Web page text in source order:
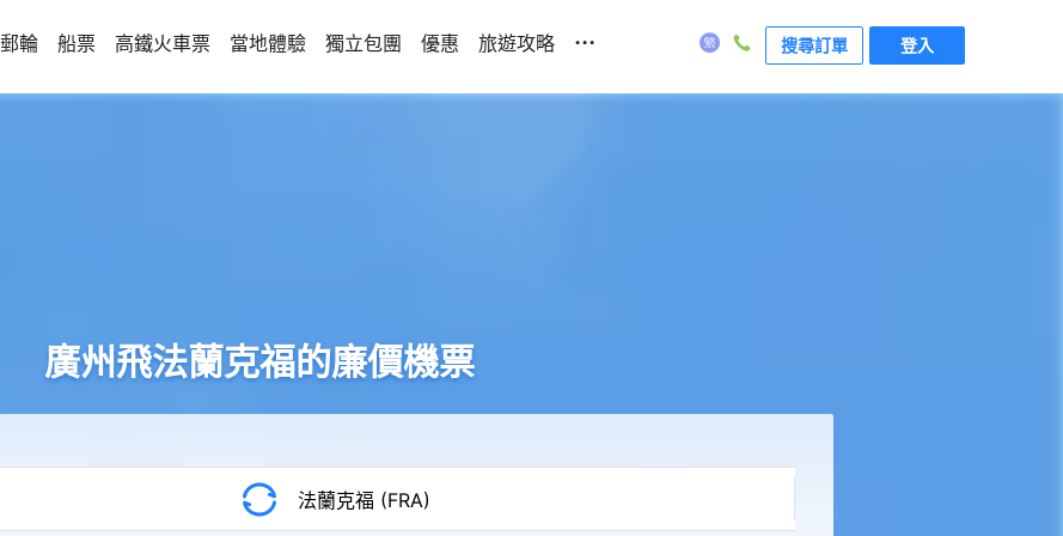
郵輪 船票 高鐵火車票 當地體驗 獨立包團 優惠 旅遊攻略 ... 搜尋訂單 登入
廣州飛法蘭克福的廉價機票